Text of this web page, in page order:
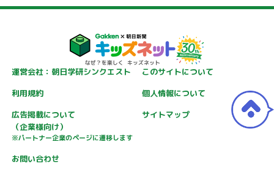
運営会社：朝日学研シンクエスト
このサイトについて
利用規約
個人情報について
広告掲載について
（企業様向け）
※パートナー企業のページに遷移します
サイトマップ
お問い合わせ